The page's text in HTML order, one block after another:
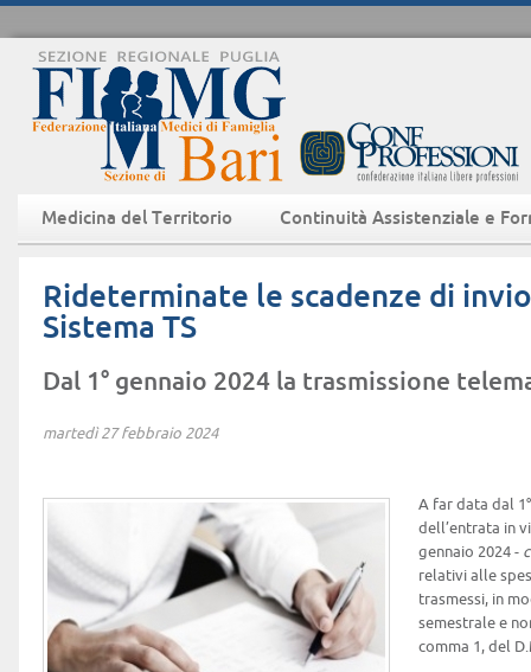
Medicina del Territorio Continuità Assistenziale e
Rideterminate le scadenze di
Sistema TS
Dal 1° gennaio 2024 la trasmissione
martedì 27 febbraio 2024
A far data dal
dell’entrata in
gennaio 2024 -
relativi alle
trasmessi, in
semestrale e
comma 1, del